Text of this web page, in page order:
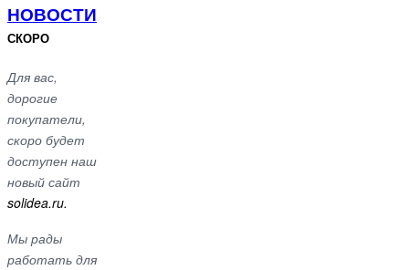
НОВОСТИ
СКОРО
Для вас,
дорогие
покупатели,
скоро будет
доступен наш
новый сайт
solidea.ru.
Мы рады
работать для